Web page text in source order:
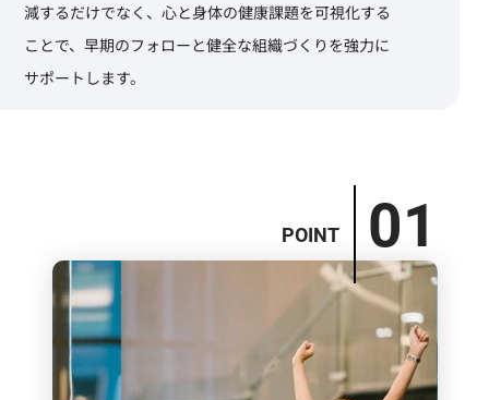
減するだけでなく、心と身体の健康課題を可視化する
ことで、早期のフォローと健全な組織づくりを強力に
サポートします。
POINT 01